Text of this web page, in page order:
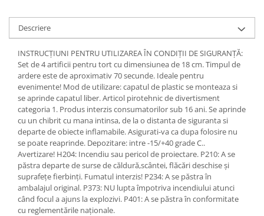
Descriere
INSTRUCȚIUNI PENTRU UTILIZAREA ÎN CONDIȚII DE SIGURANȚĂ:
Set de 4 artificii pentru tort cu dimensiunea de 18 cm. Timpul de
ardere este de aproximativ 70 secunde. Ideale pentru
evenimente! Mod de utilizare: capatul de plastic se monteaza si
se aprinde capatul liber. Articol pirotehnic de divertisment
categoria 1. Produs interzis consumatorilor sub 16 ani. Se aprinde
cu un chibrit cu mana intinsa, de la o distanta de siguranta si
departe de obiecte inflamabile. Asigurati-va ca dupa folosire nu
se poate reaprinde. Depozitare: intre -15/+40 grade C..
Avertizare! H204: Incendiu sau pericol de proiectare. P210: A se
păstra departe de surse de căldură,scântei, flăcări deschise și
suprafețe fierbinți. Fumatul interzis! P234: A se păstra în
ambalajul original. P373: NU lupta împotriva incendiului atunci
când focul a ajuns la explozivi. P401: A se păstra în conformitate
cu reglementările naționale.